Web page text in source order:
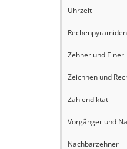
Uhrzeit
Rechenpyramiden
Zehner und Einer
Zeichnen und
Zahlendiktat
Vorgänger und
Nachbarzehner